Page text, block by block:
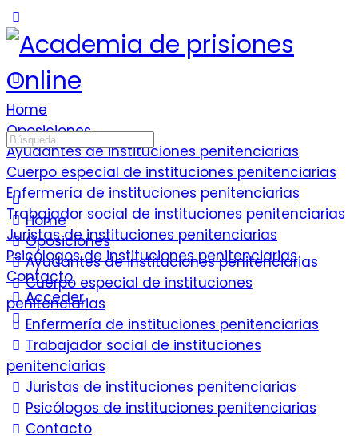
Home
Oposiciones
Ayudantes de instituciones penitenciarias
Cuerpo especial de instituciones penitenciarias
Enfermería de instituciones penitenciarias
Trabajador social de instituciones penitenciarias
Juristas de instituciones penitenciarias
Psicólogos de instituciones penitenciarias
Contacto
Acceder
Home
Oposiciones
Ayudantes de instituciones penitenciarias
Cuerpo especial de instituciones
penitenciarias
Enfermería de instituciones penitenciarias
Trabajador social de instituciones
penitenciarias
Juristas de instituciones penitenciarias
Psicólogos de instituciones penitenciarias
Contacto